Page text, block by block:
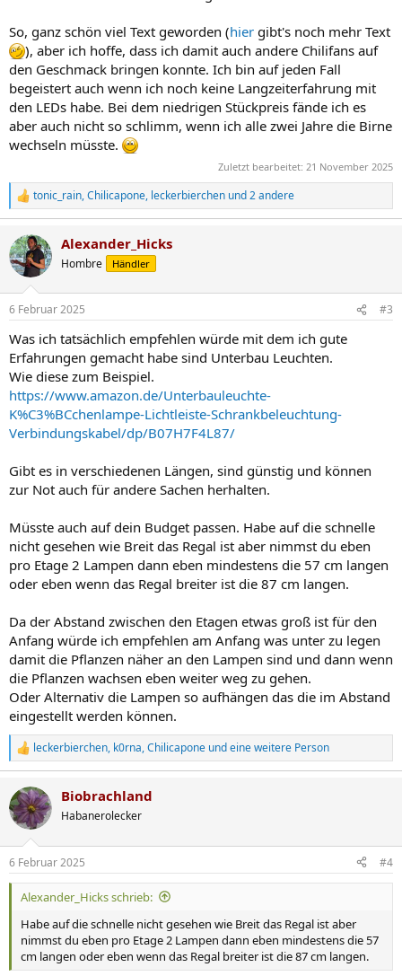
So, ganz schön viel Text geworden (hier gibt's noch mehr Text
), aber ich hoffe, dass ich damit auch andere Chilifans auf
den Geschmack bringen konnte. Ich bin auf jeden Fall
begeistert auch wenn ich noch keine Langzeiterfahrung mit
den LEDs habe. Bei dem niedrigen Stückpreis fände ich es
aber auch nicht so schlimm, wenn ich alle zwei Jahre die Birne
wechseln müsste.
Zuletzt bearbeitet: 21 November 2025
R
e
k
t
i
e
:
tonic_rain,Chilicapone, leckerbierchen und 2 andere
Alexander_Hicks
Hombre Händler
6 Februar 2025 #3
Was ich tatsächlich empfehlen würde mit dem ich gute
Erfahrungen gemacht habe sind Unterbau Leuchten.
Wie diese zum Beispiel.
https://www.amazon.de/Unterbauleuchte-
K%C3%BCchenlampe-Lichtleiste-Schrankbeleuchtung-
Verbindungskabel/dp/B07H7F4L87/
Gibt es in verschiedenen Längen, sind günstig und können
zur Not auch für andere Sachen herhalten.
Müsste auch auf dein Budget passen. Habe auf die schnelle
nicht gesehen wie Breit das Regal ist aber nimmst du eben
pro Etage 2 Lampen dann eben mindestens die 57 cm langen
oder eben wenn das Regal breiter ist die 87 cm langen.
Da der Abstand zwischen den Etagen etwas groß ist für den
Anfang würde ich empfehlen am Anfang was unter zu legen
damit die Pflanzen näher an den Lampen sind und dann wenn
die Pflanzen wachsen eben weiter weg zu gehen.
Oder Alternativ die Lampen so aufhängen das die im Abstand
eingestellt werden können.
R
e
k
t
i
e
n
leckerbierchen, k0rna,Chilicapone und eine weitere Person
Biobrachland
Habanerolecker
6 Februar 2025 #4
Alexander_Hicks schrieb:
Habe auf die schnelle nicht gesehen wie Breit das Regal ist aber
nimmst du eben pro Etage 2 Lampen dann eben mindestens die 57
cm langen oder eben wenn das Regal breiter ist die 87 cm langen.